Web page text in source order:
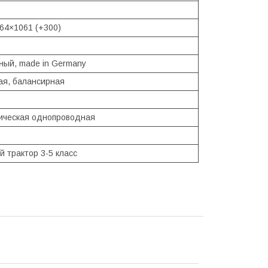
(+300)
made in Germany
балансирная
однопроводная
трактор 3-5 класс